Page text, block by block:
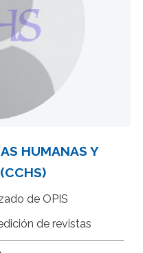
HUMANAS Y
de OPIS
de revistas